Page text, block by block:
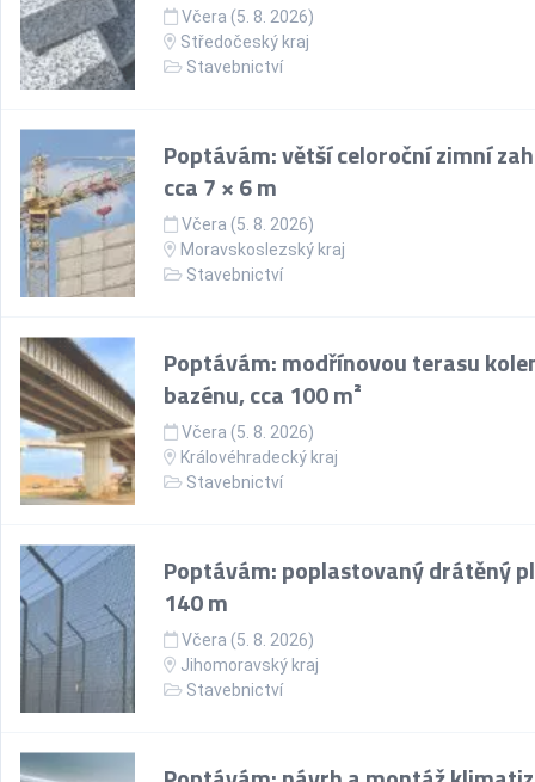
Včera (5. 8. 2026)
Středočeský kraj
Stavebnictví
Poptávám: větší celoroční zimní
cca 7 × 6 m
Včera (5. 8. 2026)
Moravskoslezský kraj
Stavebnictví
Poptávám: modřínovou terasu
bazénu, cca 100 m²
Včera (5. 8. 2026)
Královéhradecký kraj
Stavebnictví
Poptávám: poplastovaný drátěný
140 m
Včera (5. 8. 2026)
Jihomoravský kraj
Stavebnictví